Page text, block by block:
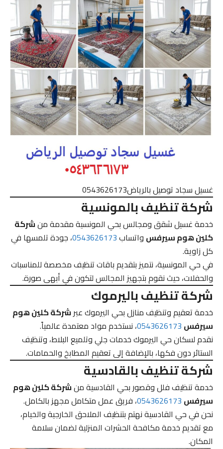
غسيل سجاد توصيل بالرياض0543626173
شركة تنظيف بالمونسية
خدمة غسيل شقق ومجالس بحي المونسية مقدمة منشركة
كلين هوم سيرفسواتساب0543626173، جودة تلمسها في
كل زاوية.
في حي المونسية، نتميز بتقديم باقات تنظيف مخصصة للمناسبات
والحفلات، حيث نقوم بتجهيز المجالس لتكون في أبهى صورة.
شركة تنظيف باليرموك
خدمة تعقيم وتنظيف منازل بحي اليرموك عبرشركة كلين هوم
سيرفس0543626173، نستخدم مواد معتمدة عالمياً.
نقدم لسكان حي اليرموك خدمات جلي وتلميع البلاط، وتنظيف
الستائر دون فكها، بالإضافة إلى تعقيم المطابخ والحمامات.
شركة تنظيف بالقادسية
خدمة تنظيف فلل وقصور بحي القادسية منشركة كلين هوم
سيرفس0543626173، فريق عمل متكامل مجهز بالكامل.
نحن في حي القادسية نهتم بتنظيف الملاحق الخارجية والخيام،
مع تقديم خدمة مكافحة الحشرات المنزلية لضمان سلامة
المكان.